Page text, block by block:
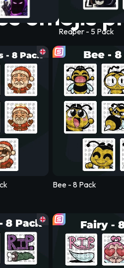
Reaper - 5 Pack
emojis
Bee - 8 Pack